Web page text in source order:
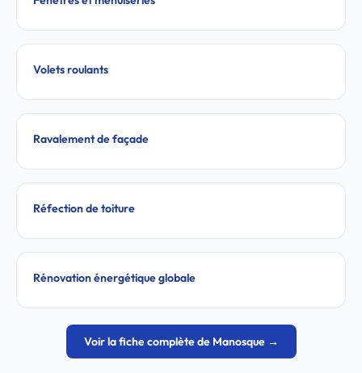
Volets roulants
Ravalement de façade
Réfection de toiture
Rénovation énergétique globale
Voir la fiche complète de Manosque →